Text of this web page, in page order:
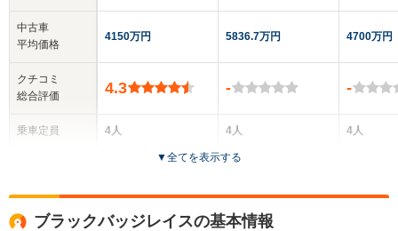
中古車
平均価格
クチコミ
総合評価
乗車定員
4150万円
4.3
4人
1.58m
5836.7万円
-
4人
2ドア
全高
1.58m
4700万円
-
4人
▼全てを表示する
ブラックバッジレイスの基本情報